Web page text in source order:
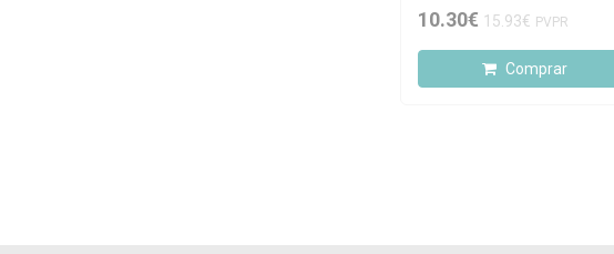
10.30€ 15.93€ PVPR
Comprar